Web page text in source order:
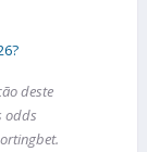
deste
odds